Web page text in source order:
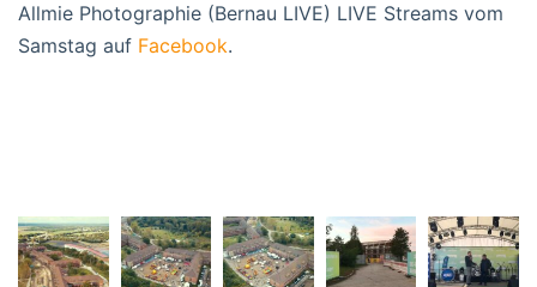
Allmie Photographie (Bernau LIVE) LIVE Streams vom
Samstag auf Facebook.